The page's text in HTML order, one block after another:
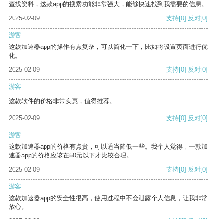
查找资料，这款app的搜索功能非常强大，能够快速找到我需要的信息。
2025-02-09
支持[0] 反对[0]
游客
这款加速器app的操作有点复杂，可以简化一下，比如将设置页面进行优
化。
2025-02-09
支持[0] 反对[0]
游客
这款软件的价格非常实惠，值得推荐。
2025-02-09 支持[0] 反对[0]
游客
这款加速器app的价格有点贵，可以适当降低一些。我个人觉得，一款加
速器app的价格应该在50元以下才比较合理。
2025-02-09
支持[0] 反对[0]
游客
这款加速器app的安全性很高，使用过程中不会泄露个人信息，让我非常
放心。